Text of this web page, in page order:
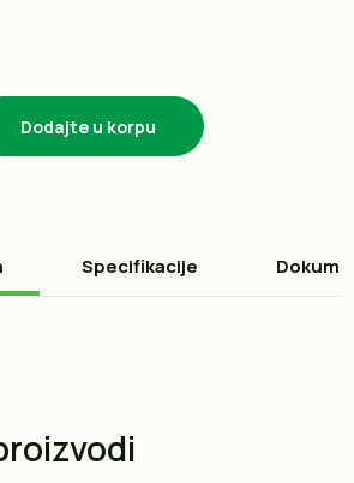
Dodajte u korpu
Specifikacije